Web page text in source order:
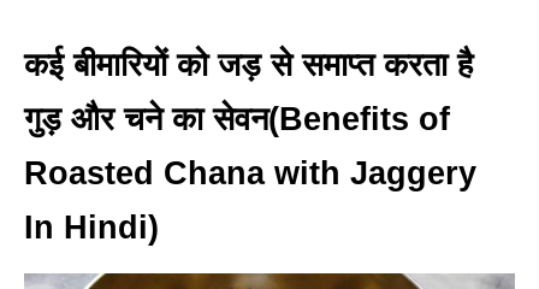
कई बीमारियों को जड़ से समाप्त करता है
गुड़ और चने का सेवन(Benefits of
Roasted Chana with Jaggery
In Hindi)